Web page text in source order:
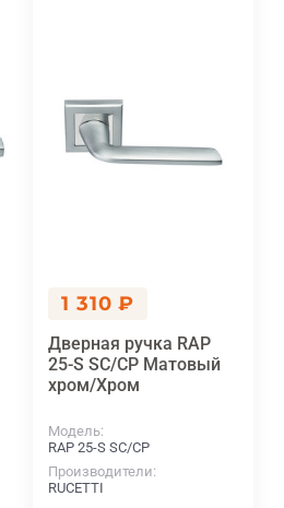
1 310 ₽
Дверная ручка RAP
25-S SC/CP Матовый
хром/Хром
Модель
RAP 25-S SC/CP
Производители
RUCETTI